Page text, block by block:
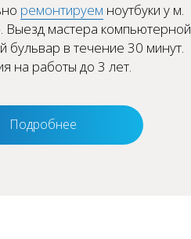
ремонтируем ноутбуки у м.
Выезд мастера компьютерной
в течение 30 минут.
на работы до 3 лет.
Подробнее